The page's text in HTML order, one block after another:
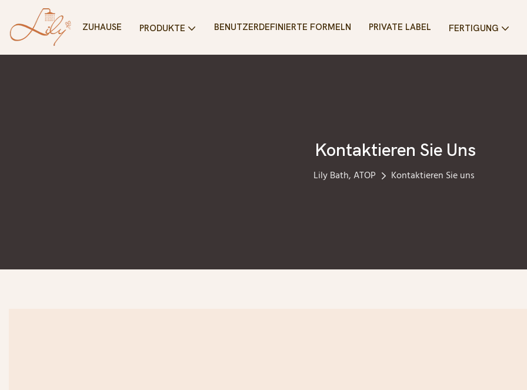
ZUHAUSE PRODUKTE BENUTZERDEFINIERTE FORMELN PRIVATE LABEL FERTIGUNG
Kontaktieren Sie Uns
Lily Bath, ATOP Kontaktieren Sie uns